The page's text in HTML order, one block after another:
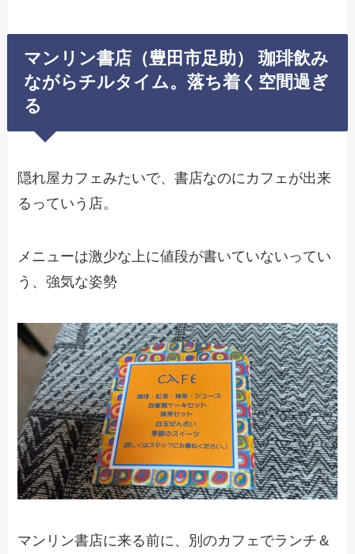
マンリン書店（豊田市足助） 珈琲飲み
ながらチルタイム。落ち着く空間過ぎ
る
隠れ屋カフェみたいで、書店なのにカフェが出来
るっていう店。
メニューは激少な上に値段が書いていないってい
う、強気な姿勢
マンリン書店に来る前に、別のカフェでランチ＆